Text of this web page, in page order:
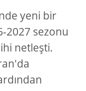
yeni bir
2027 sezonu
netleşti.